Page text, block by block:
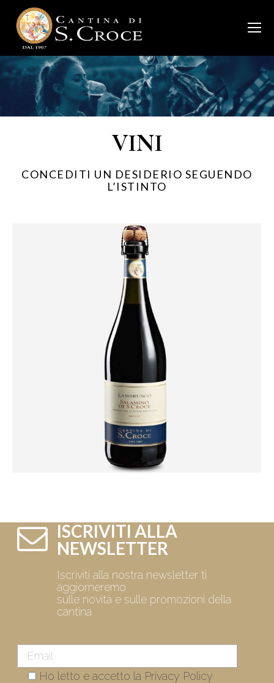
VINI
CONCEDITI UN DESIDERIO SEGUENDO
L’ISTINTO
ISCRIVITI ALLA
NEWSLETTER
Iscriviti alla nostra newsletter ti
aggiorneremo
sulle novità e sulle promozioni della
cantina
Ho letto e accetto la Privacy Policy